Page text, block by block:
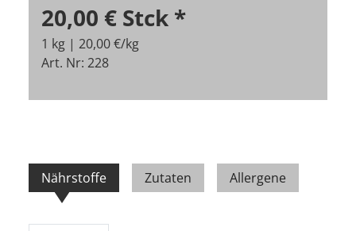
20,00 € Stck *
1 kg | 20,00 €/kg
Art. Nr: 228
Nährstoffe Zutaten Allergene